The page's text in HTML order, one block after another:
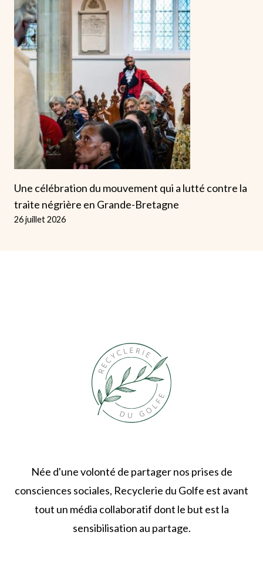
Une célébration du mouvement qui a lutté contre la
traite négrière en Grande-Bretagne
26 juillet 2026
Née d'une volonté de partager nos prises de
consciences sociales, Recyclerie du Golfe est avant
tout un média collaboratif dont le but est la
sensibilisation au partage.